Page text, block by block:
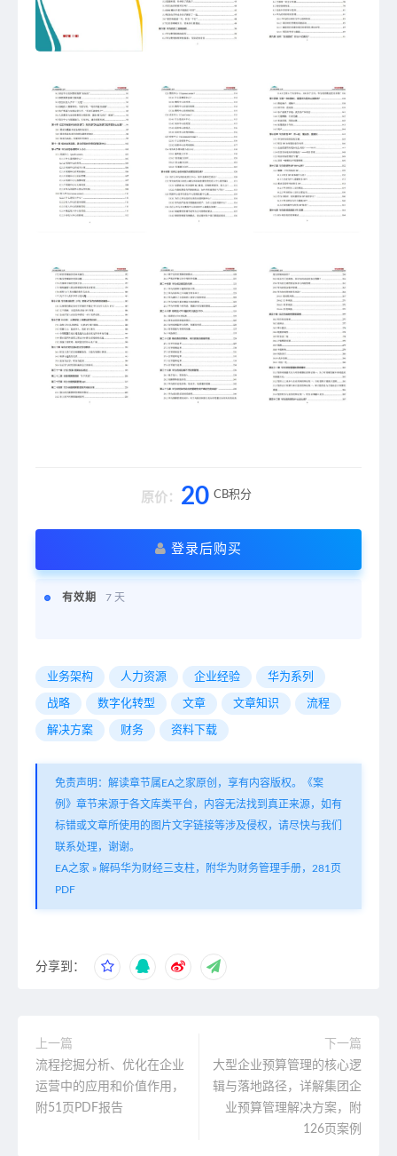
原价： 20 CB积分
登录后购买
有效期 7 天
业务架构 人力资源 企业经验 华为系列
战略 数字化转型 文章 文章知识 流程
解决方案 财务 资料下载
免责声明：解读章节属EA之家原创，享有内容版权。《案
例》章节来源于各文库类平台，内容无法找到真正来源，如有
标错或文章所使用的图片文字链接等涉及侵权，请尽快与我们
联系处理，谢谢。
EA之家 » 解码华为财经三支柱，附华为财务管理手册，281页
PDF
分享到：
上一篇
流程挖掘分析、优化在企业
运营中的应用和价值作用，
附51页PDF报告
下一篇
大型企业预算管理的核心逻
辑与落地路径，详解集团企
业预算管理解决方案，附
126页案例